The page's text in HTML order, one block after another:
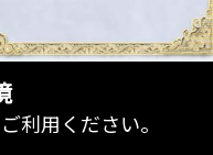
利用ください。